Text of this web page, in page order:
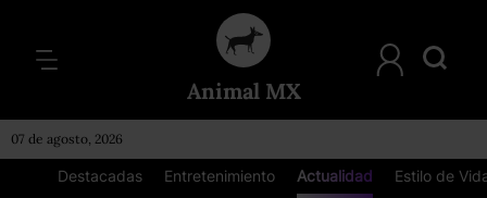
Animal MX
07 de agosto, 2026
Destacadas Entretenimiento Actualidad Estilo de